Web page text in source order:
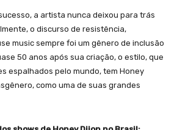
a artista nunca deixou para trás
o discurso de resistência,
music sempre foi um gênero de inclusão
50 anos após sua criação, o estilo, que
espalhados pelo mundo, tem Honey
como uma de suas grandes